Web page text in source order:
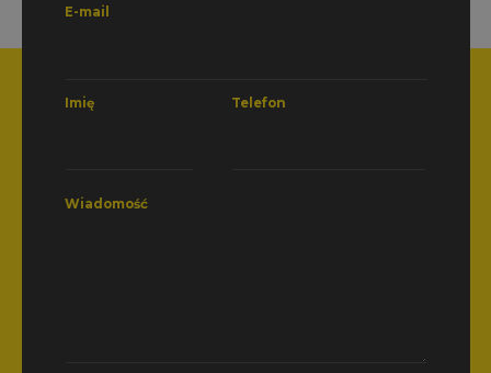
E-mail
Imię Telefon
Wiadomość